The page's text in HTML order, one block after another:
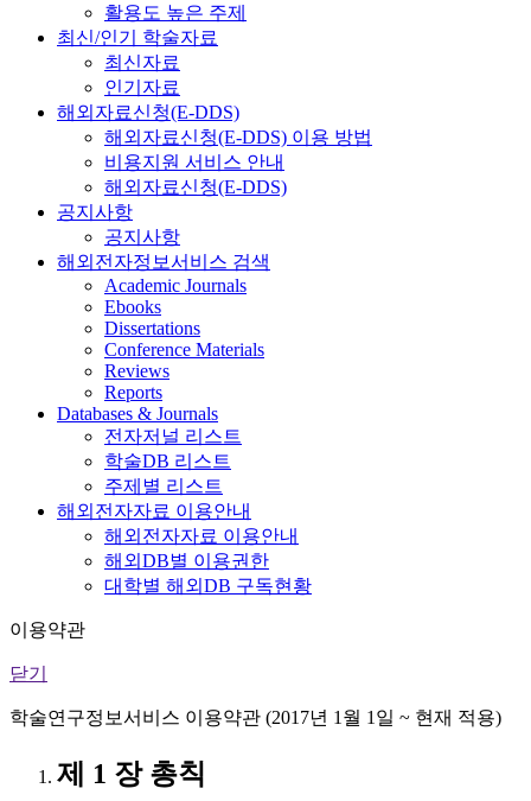
활용도 높은 주제
최신/인기 학술자료
최신자료
인기자료
해외자료신청(E-DDS)
해외자료신청(E-DDS) 이용 방법
비용지원 서비스 안내
해외자료신청(E-DDS)
공지사항
공지사항
해외전자정보서비스 검색
Academic Journals
Ebooks
Dissertations
Conference Materials
Reviews
Reports
Databases & Journals
전자저널 리스트
학술DB 리스트
주제별 리스트
해외전자자료 이용안내
해외전자자료 이용안내
해외DB별 이용권한
대학별 해외DB 구독현황
이용약관
닫기
학술연구정보서비스 이용약관 (2017년 1월 1일 ~ 현재 적용)
제 1 장 총칙